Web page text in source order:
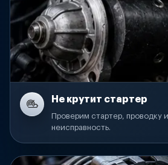
Не крутит стартер
Проверим стартер, проводку
неисправность.